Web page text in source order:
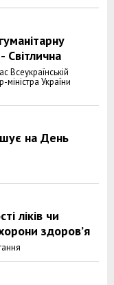
Всеукраїнській
України
на День
ліків чи
здоров’я